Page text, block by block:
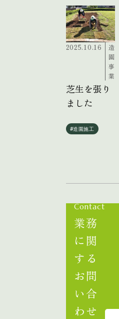
2025.10.16
造
園
事
業
芝生を張り
ました
#造園施工
Contact
業務
に関
する
お問
い合
わせ